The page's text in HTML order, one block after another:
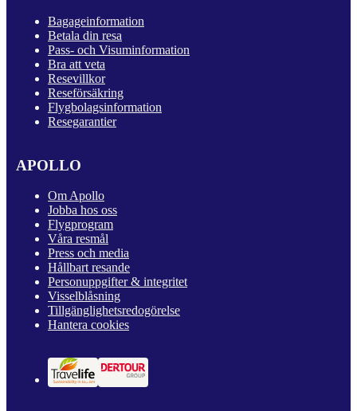
Bagageinformation
Betala din resa
Pass- och Visuminformation
Bra att veta
Resevillkor
Reseförsäkring
Flygbolagsinformation
Resegarantier
APOLLO
Om Apollo
Jobba hos oss
Flygprogram
Våra resmål
Press och media
Hållbart resande
Personuppgifter & integritet
Visselblåsning
Tillgänglighetsredogörelse
Hantera cookies